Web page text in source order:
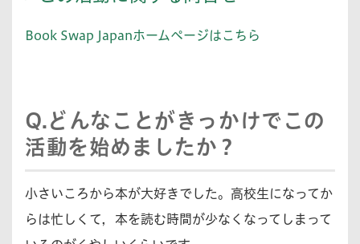
Book Swap Japanホームページはこちら
Q.どんなことがきっかけでこの
活動を始めましたか？
小さいころから本が大好きでした。高校生になってか
らは忙しくて，本を読む時間が少なくなってしまって